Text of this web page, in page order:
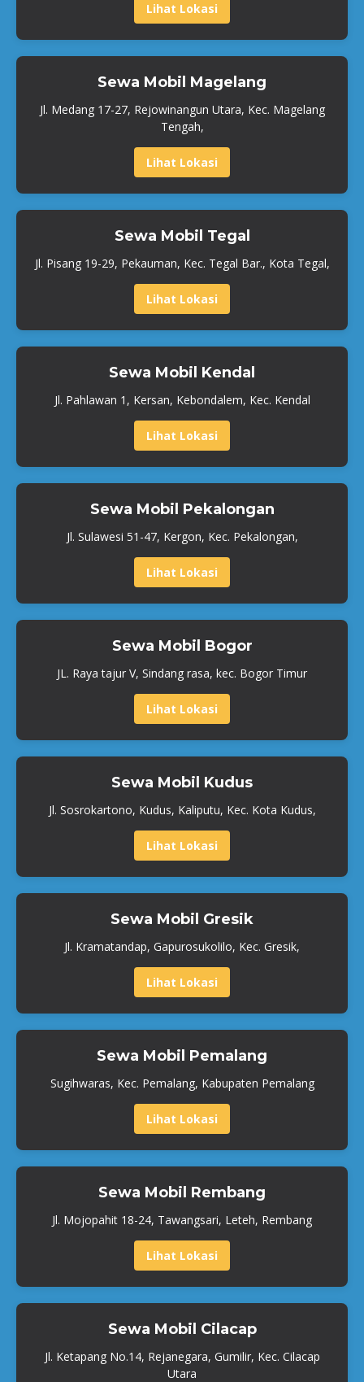
Lihat Lokasi
Sewa Mobil Magelang
Jl. Medang 17-27, Rejowinangun Utara, Kec. Magelang
Tengah,
Lihat Lokasi
Sewa Mobil Tegal
Jl. Pisang 19-29, Pekauman, Kec. Tegal Bar., Kota Tegal,
Lihat Lokasi
Sewa Mobil Kendal
Jl. Pahlawan 1, Kersan, Kebondalem, Kec. Kendal
Lihat Lokasi
Sewa Mobil Pekalongan
Jl. Sulawesi 51-47, Kergon, Kec. Pekalongan,
Lihat Lokasi
Sewa Mobil Bogor
JL. Raya tajur V, Sindang rasa, kec. Bogor Timur
Lihat Lokasi
Sewa Mobil Kudus
Jl. Sosrokartono, Kudus, Kaliputu, Kec. Kota Kudus,
Lihat Lokasi
Sewa Mobil Gresik
Jl. Kramatandap, Gapurosukolilo, Kec. Gresik,
Lihat Lokasi
Sewa Mobil Pemalang
Sugihwaras, Kec. Pemalang, Kabupaten Pemalang
Lihat Lokasi
Sewa Mobil Rembang
Jl. Mojopahit 18-24, Tawangsari, Leteh, Rembang
Lihat Lokasi
Sewa Mobil Cilacap
Jl. Ketapang No.14, Rejanegara, Gumilir, Kec. Cilacap
Utara